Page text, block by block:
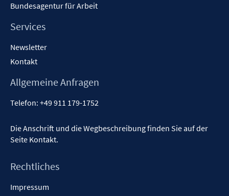
Bundesagentur für Arbeit
Services
Newsletter
Kontakt
Allgemeine Anfragen
Telefon: +49 911 179-1752
Die Anschrift und die Wegbeschreibung finden Sie auf der
Seite Kontakt.
Rechtliches
Impressum